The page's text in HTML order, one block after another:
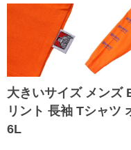
大きいサイズ メンズ
リント 長袖 Tシャツ
6L